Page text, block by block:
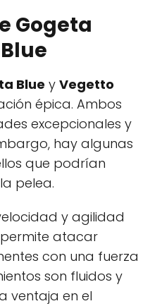
Gogeta
Blue y Vegetto
épica. Ambos
excepcionales y
hay algunas
que podrían
pelea.
y agilidad
permite atacar
con una fuerza
son fluidos y
ventaja en el